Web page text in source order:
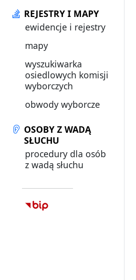
REJESTRY I MAPY
ewidencje i rejestry
mapy
wyszukiwarka
osiedlowych komisji
wyborczych
obwody wyborcze
OSOBY Z WADĄ
SŁUCHU
procedury dla osób
z wadą słuchu